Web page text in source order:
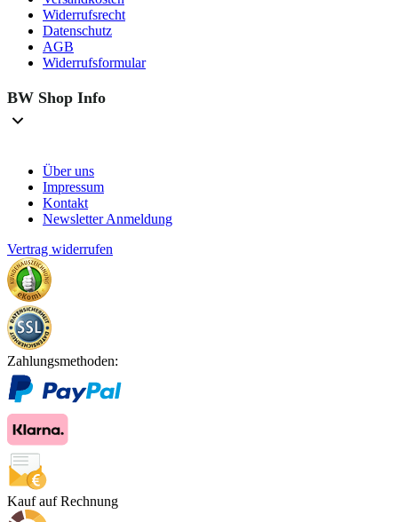
Widerrufsrecht
Datenschutz
AGB
Widerrufsformular
BW Shop Info
Über uns
Impressum
Kontakt
Newsletter Anmeldung
Vertrag widerrufen
Zahlungsmethoden:
Kauf auf Rechnung